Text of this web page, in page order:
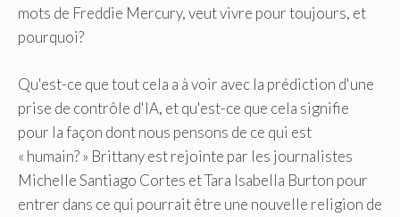
mots de Freddie Mercury, veut vivre pour toujours, et
pourquoi?
Qu'est-ce que tout cela a à voir avec la prédiction d'une
prise de contrôle d'IA, et qu'est-ce que cela signifie
pour la façon dont nous pensons de ce qui est
« humain? » Brittany est rejointe par les journalistes
Michelle Santiago Cortes et Tara Isabella Burton pour
entrer dans ce qui pourrait être une nouvelle religion de